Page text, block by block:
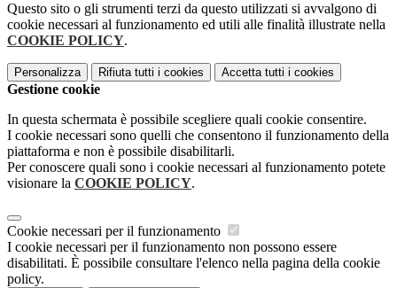
Questo sito o gli strumenti terzi da questo utilizzati si avvalgono di
cookie necessari al funzionamento ed utili alle finalità illustrate nella
COOKIE POLICY.
Personalizza Rifiuta tutti i cookies Accetta tutti i cookies
Gestione cookie
In questa schermata è possibile scegliere quali cookie consentire.
I cookie necessari sono quelli che consentono il funzionamento della
piattaforma e non è possibile disabilitarli.
Per conoscere quali sono i cookie necessari al funzionamento potete
visionare la COOKIE POLICY.
Cookie necessari per il funzionamento
I cookie necessari per il funzionamento non possono essere
disabilitati. È possibile consultare l'elenco nella pagina della cookie
policy.